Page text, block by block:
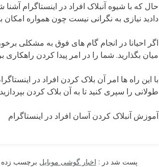
حال که با شیوه آنبلاک افراد در اینستاگرام
دادید نیازی به نگرانی نیست چون همواره
اگر احیانا در انجام گام های فوق به مشکلی
میان بگذارید. شما را در امر پیدا کردن
با این راه ها امر آن بلاک کردن افراد در
طولانی را سپری کنید تا به آن بلاک کردن
آموزش آنبلاک کردن آسان افراد در اینستاگرام
پست شد در : اخبار گوشی موبایل برچسب